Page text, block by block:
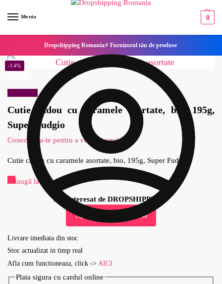
Meniu 0
Dropshipping Romania⚡ Furnizorul tău de produse
Cutie cadou cu caramele asortate, bio, 195g,
Super Fudgio
Conecteaza-te pentru a vedea pretul
-14%
Cutie cadou cu caramele asortate, bio, 195g, Super Fudgio
Adaugă la Favorite
Esti interesat de DROPSHIPPING?
Aplica pentru cont B2B
Livrare imediata din stoc
Stoc actualizat in timp real
Afla cum functioneaza, click -> AICI
Plata sigura cu cardul online